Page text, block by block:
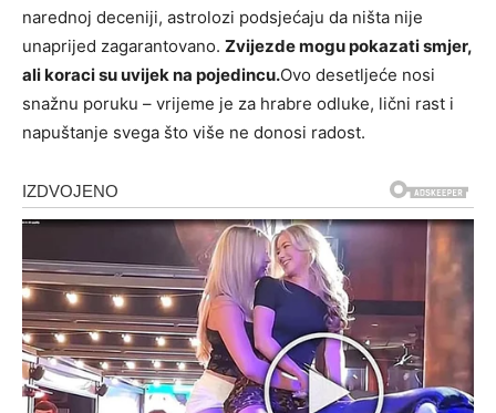
narednoj deceniji, astrolozi podsjećaju da ništa nije
unaprijed zagarantovano. Zvijezde mogu pokazati smjer,
ali koraci su uvijek na pojedincu.Ovo desetljeće nosi
snažnu poruku – vrijeme je za hrabre odluke, lični rast i
napuštanje svega što više ne donosi radost.